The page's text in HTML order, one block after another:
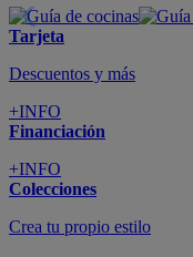
Tarjeta
Descuentos y más
+INFO
Financiación
+INFO
Colecciones
Crea tu propio estilo